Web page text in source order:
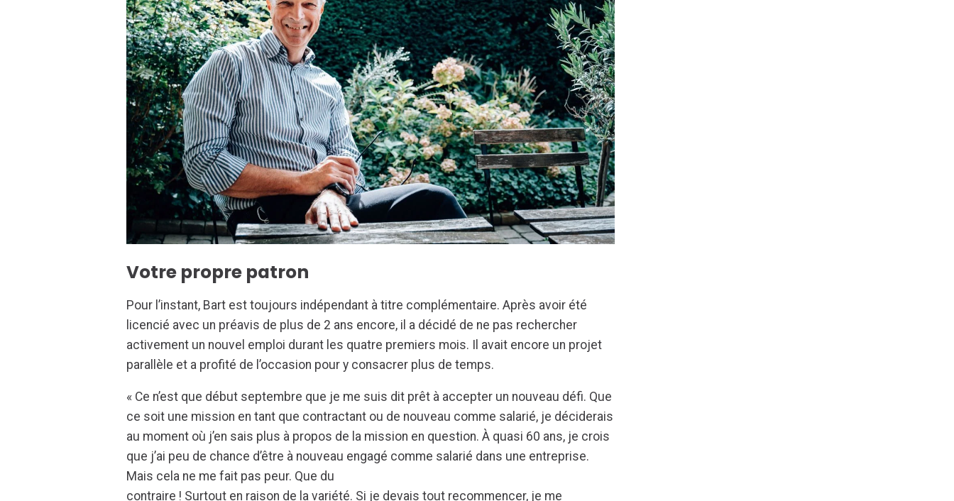
Votre propre patron
Pour l’instant, Bart est toujours indépendant à titre complémentaire. Après avoir été
licencié avec un préavis de plus de 2 ans encore, il a décidé de ne pas rechercher
activement un nouvel emploi durant les quatre premiers mois. Il avait encore un projet
parallèle et a profité de l’occasion pour y consacrer plus de temps.
« Ce n’est que début septembre que je me suis dit prêt à accepter un nouveau défi. Que
ce soit une mission en tant que contractant ou de nouveau comme salarié, je déciderais
au moment où j’en sais plus à propos de la mission en question. À quasi 60 ans, je crois
que j’ai peu de chance d’être à nouveau engagé comme salarié dans une entreprise.
Mais cela ne me fait pas peur. Que du
contraire ! Surtout en raison de la variété. Si je devais tout recommencer, je me